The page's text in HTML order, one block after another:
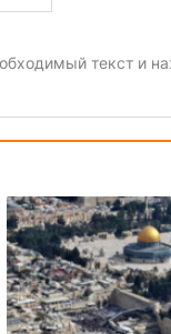
текст и